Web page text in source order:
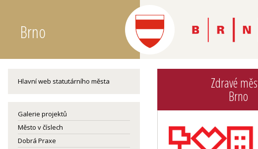
Brno
Hlavní web statutárního města
Galerie projektů
Město v číslech
Dobrá Praxe
Zdravé
Brno